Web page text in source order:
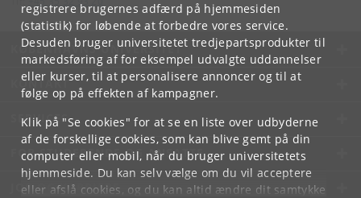
registrere brugernes adfærd på hjemmesiden
(statistik) for løbende at forbedre vores service.
Desuden bruger universitetet tredjepartsprodukter til
markedsføring af for eksempel udvalgte uddannelser
eller kurser, til at personalisere annoncer og til at
følge op på effekten af kampagner.
Klik på "Se cookies" for at se en liste over udbyderne
af de forskellige cookies, som kan blive gemt på din
computer eller mobil, når du bruger universitetets
hjemmeside. Du kan selv vælge om du vil acceptere
eller afslå cookies, og du kan altid ændre dit samtykke
KØBENHAVNS UNIVERSITET
KONTAKT
SERVICES
FOR STUDERENDE OG ANSATTE
JOB OG KARRIERE